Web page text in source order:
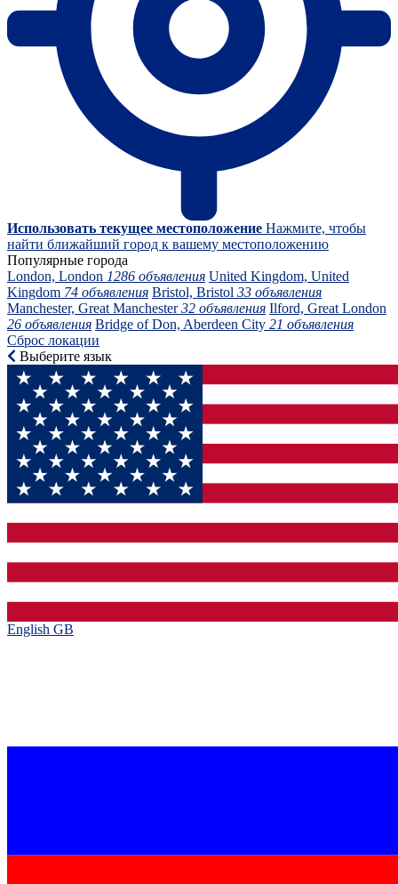
Использовать текущее местоположение Нажмите, чтобы
найти ближайший город к вашему местоположению
Популярные города
London, London 1286 объявления United Kingdom, United
Kingdom 74 объявления Bristol, Bristol 33 объявления
Manchester, Great Manchester32 объявления Ilford, Great London
26 объявления Bridge of Don, Aberdeen City 21 объявления
Сброс локации
Выберите язык
English GB‎